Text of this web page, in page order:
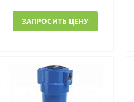
ЗАПРОСИТЬ ЦЕНУ